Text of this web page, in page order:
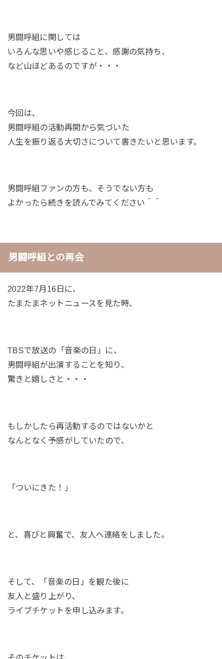
男闘呼組に関しては
いろんな思いや感じること、感謝の気持ち、
など山ほどあるのですが・・・
今回は、
男闘呼組の活動再開から気づいた
人生を振り返る大切さについて書きたいと思います。
男闘呼組ファンの方も、そうでない方も
よかったら続きを読んでみてください＾＾
男闘呼組との再会
2022年7月16日に、
たまたまネットニュースを見た時、
TBSで放送の「音楽の日」に、
男闘呼組が出演することを知り、
驚きと嬉しさと・・・
もしかしたら再活動するのではないかと
なんとなく予感がしていたので、
「ついにきた！」
と、喜びと興奮で、友人へ連絡をしました。
そして、「音楽の日」を観た後に
友人と盛り上がり、
ライブチケットを申し込みます。